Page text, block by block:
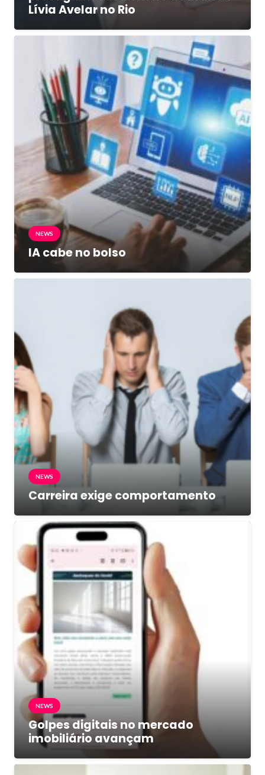
Lívia Avelar no Rio
NEWS
IA cabe no bolso
NEWS
Carreira exige comportamento
NEWS
Golpes digitais no mercado
imobiliário avançam